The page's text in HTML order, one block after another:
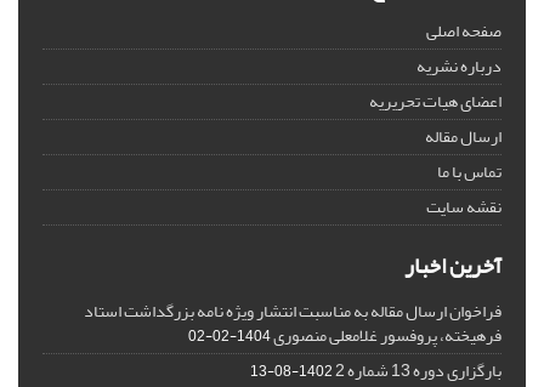
صفحه اصلی
درباره نشریه
اعضای هیات تحریریه
ارسال مقاله
تماس با ما
نقشه سایت
آخرین اخبار
فراخوان ارسال مقاله به مناسبت انتشار ویژه نامه بزرگداشت استاد
فرهیخته، پروفسور غلامعلی منصوری1404-02-02
بارگزاری دوره 13 شماره 2 1402-08-13